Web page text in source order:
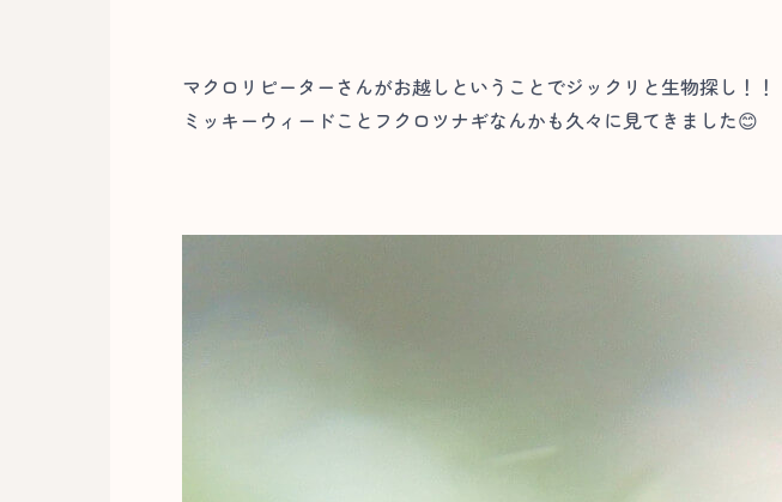
マクロリピーターさんがお越しということでジックリと生物探し！！
ミッキーウィードことフクロツナギなんかも久々に見てきました😊